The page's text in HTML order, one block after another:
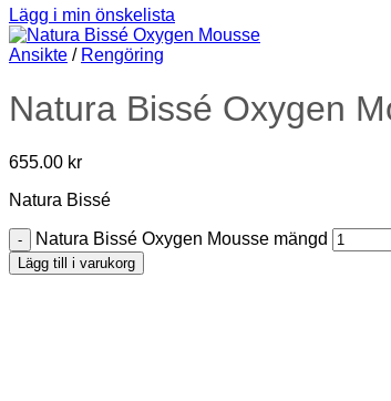
Lägg i min önskelista
Ansikte / Rengöring
Natura Bissé Oxygen
655.00 kr
Natura Bissé
Natura Bissé Oxygen Mousse mängd
Lägg till i varukorg